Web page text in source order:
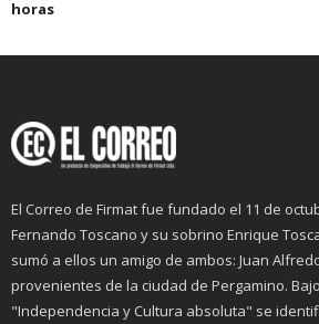
horas
El Correo de Firmat fue fundado el 11 de
Fernando Toscano y su sobrino Enrique
sumó a ellos un amigo de ambos: Juan
provenientes de la ciudad de Pergamino.
"Independencia y Cultura absoluta" se